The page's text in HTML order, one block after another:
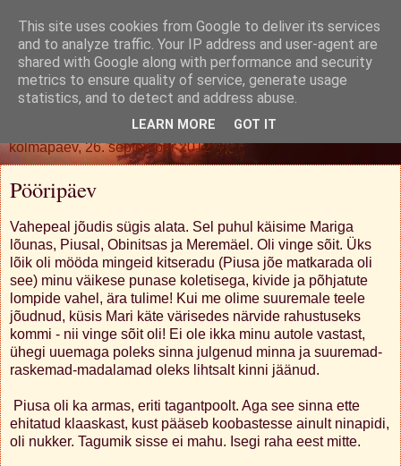
Oh. Jah. Muidugi.
kolmapäev, 26. september 2012
Pööripäev
Vahepeal jõudis sügis alata. Sel puhul käisime Mariga
lõunas, Piusal, Obinitsas ja Meremäel. Oli vinge sõit. Üks
lõik oli mööda mingeid kitseradu (Piusa jõe matkarada oli
see) minu väikese punase koletisega, kivide ja põhjatute
lompide vahel, ära tulime! Kui me olime suuremale teele
jõudnud, küsis Mari käte värisedes närvide rahustuseks
kommi - nii vinge sõit oli! Ei ole ikka minu autole vastast,
ühegi uuemaga poleks sinna julgenud minna ja suuremad-
raskemad-madalamad oleks lihtsalt kinni jäänud.
Piusa oli ka armas, eriti tagantpoolt. Aga see sinna ette
ehitatud klaaskast, kust pääseb koobastesse ainult ninapidi,
oli nukker. Tagumik sisse ei mahu. Isegi raha eest mitte.
This site uses cookies from Google to deliver its services
and to analyze traffic. Your IP address and user-agent are
shared with Google along with performance and security
metrics to ensure quality of service, generate usage
statistics, and to detect and address abuse.
LEARN MORE GOT IT